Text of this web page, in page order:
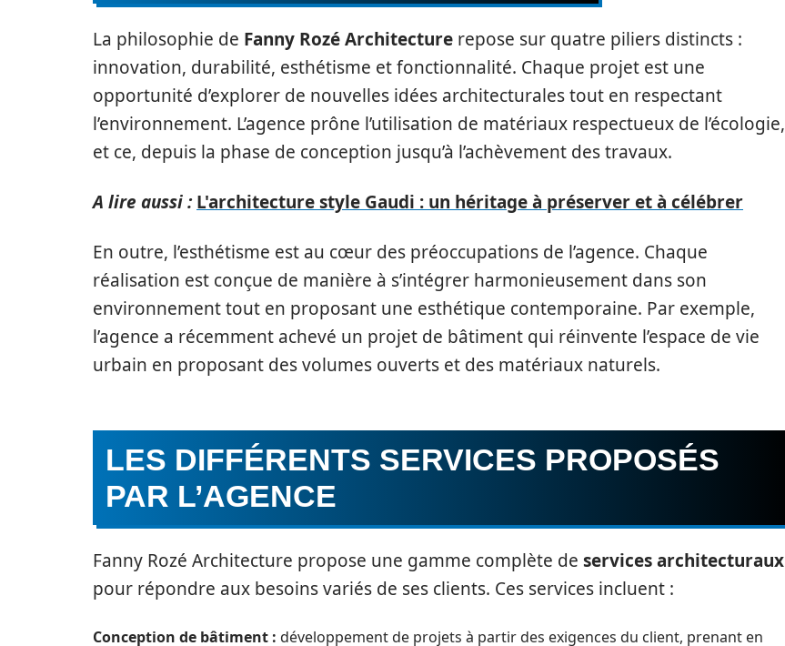
La philosophie de Fanny Rozé Architecture repose sur quatre piliers distincts :
innovation, durabilité, esthétisme et fonctionnalité. Chaque projet est une
opportunité d’explorer de nouvelles idées architecturales tout en respectant
l’environnement. L’agence prône l’utilisation de matériaux respectueux de l’écologie,
et ce, depuis la phase de conception jusqu’à l’achèvement des travaux.
A lire aussi : L'architecture style Gaudi : un héritage à préserver et à célébrer
En outre, l’esthétisme est au cœur des préoccupations de l’agence. Chaque
réalisation est conçue de manière à s’intégrer harmonieusement dans son
environnement tout en proposant une esthétique contemporaine. Par exemple,
l’agence a récemment achevé un projet de bâtiment qui réinvente l’espace de vie
urbain en proposant des volumes ouverts et des matériaux naturels.
LES DIFFÉRENTS SERVICES PROPOSÉS
PAR L’AGENCE
Fanny Rozé Architecture propose une gamme complète de services architecturaux
pour répondre aux besoins variés de ses clients. Ces services incluent :
Conception de bâtiment : développement de projets à partir des exigences du client, prenant en